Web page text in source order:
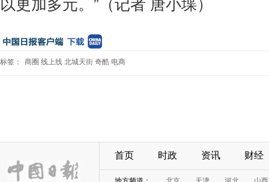
以更加多元。”（记者 唐小堞）
标签： 商圈 线上线 北城天街 奇酷 电商
首页 时政 资讯 财经